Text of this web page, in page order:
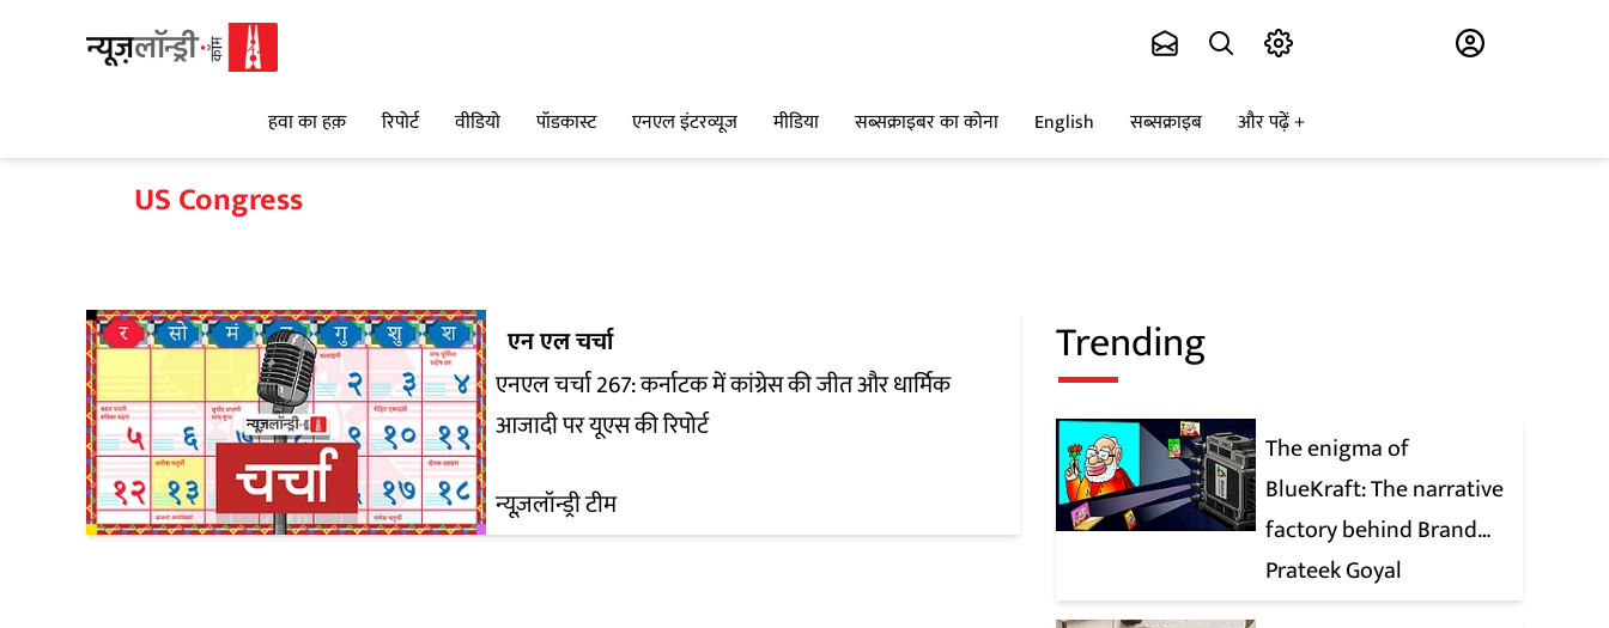
हवा का हक़ रिपोर्ट वीडियो पॉडकास्ट एनएल इंटरव्यूज मीडिया सब्सक्राइबर का कोना English सब्सक्राइब और पढ़ें
US Congress
एन एल चर्चा
एनएल चर्चा 267: कर्नाटक में कांग्रेस की जीत और धार्मिक
आजादी पर यूएस की रिपोर्ट
न्यूज़लॉन्ड्री टीम
Trending
The enigma of
BlueKraft: The narrative
factory behind Brand
Modi
Prateek Goyal